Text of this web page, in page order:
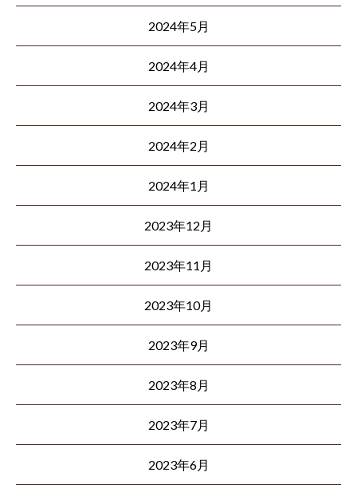
2024年5月
2024年4月
2024年3月
2024年2月
2024年1月
2023年12月
2023年11月
2023年10月
2023年9月
2023年8月
2023年7月
2023年6月